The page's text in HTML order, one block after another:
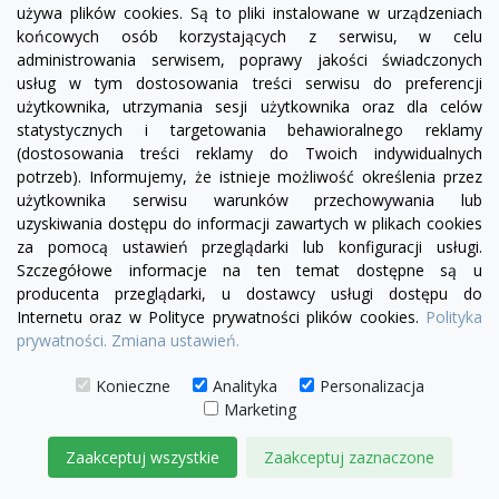
visibility
Sofa modułowa Serena bez boku |element prosty
SL5/SP5
2 515,00 zł
używa plików cookies. Są to pliki instalowane w urządzeniach
końcowych osób korzystających z serwisu, w celu
administrowania serwisem, poprawy jakości świadczonych
usług w tym dostosowania treści serwisu do preferencji
użytkownika, utrzymania sesji użytkownika oraz dla celów
statystycznych i targetowania behawioralnego reklamy
(dostosowania treści reklamy do Twoich indywidualnych
potrzeb). Informujemy, że istnieje możliwość określenia przez
użytkownika serwisu warunków przechowywania lub
uzyskiwania dostępu do informacji zawartych w plikach cookies
za pomocą ustawień przeglądarki lub konfiguracji usługi.
Szczegółowe informacje na ten temat dostępne są u
producenta przeglądarki, u dostawcy usługi dostępu do
Internetu oraz w Polityce prywatności plików cookies. Polityka
prywatności. Zmiana ustawień.
Konieczne Analityka
Personalizacja
Marketing
Zaakceptuj wszystkie Zaakceptuj zaznaczone